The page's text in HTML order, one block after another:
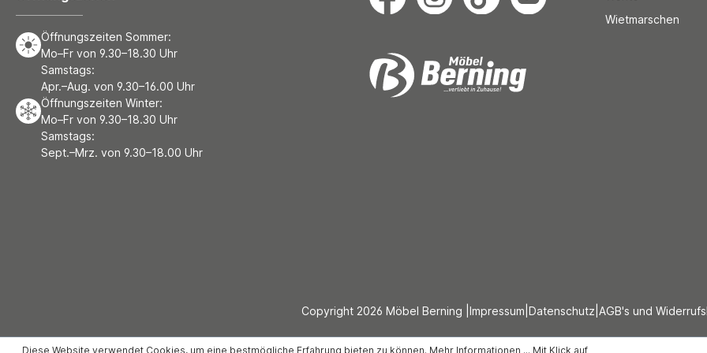
Öffnungszeiten Sommer:
Mo–Fr von 9.30–18.30 Uhr
Samstags:
Apr.–Aug. von 9.30–16.00 Uhr
Öffnungszeiten Winter:
Mo–Fr von 9.30–18.30 Uhr
Samstags:
Sept.–Mrz. von 9.30–18.00 Uhr
Wietmarschen
Copyright 2026 Möbel Berning | Impressum Datenschutz AGB's und
Diese Website verwendet Cookies, um eine bestmögliche Erfahrung bieten zu können. Mehr Informationen ... Mit Klick auf